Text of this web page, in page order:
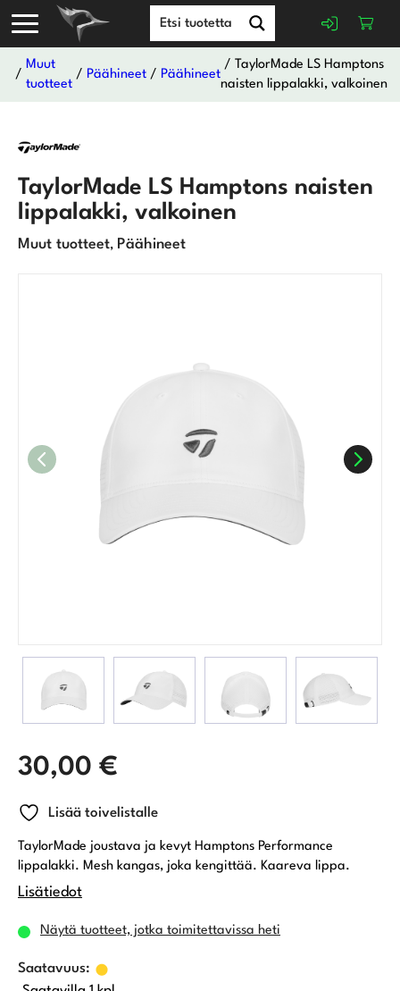
/
Muut
tuotteet
/ Päähineet / Päähineet
/ TaylorMade LS Hamptons
naisten lippalakki, valkoinen
TaylorMade LS Hamptons naisten
lippalakki, valkoinen
Muut tuotteet, Päähineet
30,00 €
Lisää toivelistalle
TaylorMade joustava ja kevyt Hamptons Performance
lippalakki. Mesh kangas, joka kengittää. Kaareva lippa.
Lisätiedot
Näytä tuotteet, jotka toimitettavissa heti